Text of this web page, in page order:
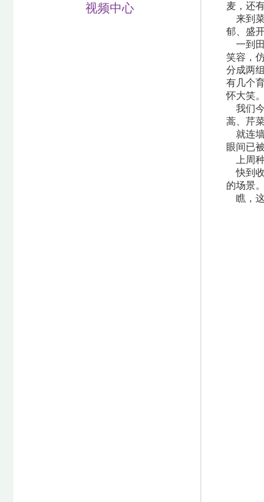
视频中心
麦，还
来到菜
郁、盛
一到田
笑容，
分成两
有几个
怀大笑。
我们今
蒿、芹
就连墙
眼间已
上周种
快到收
的场景。
瞧，这